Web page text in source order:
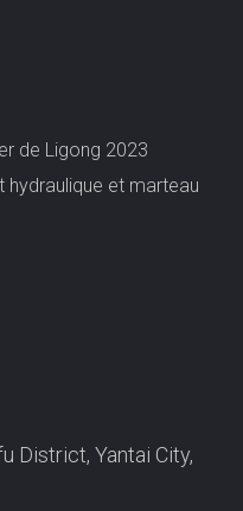
de Ligong 2023
hydraulique et marteau
District, Yantai City,